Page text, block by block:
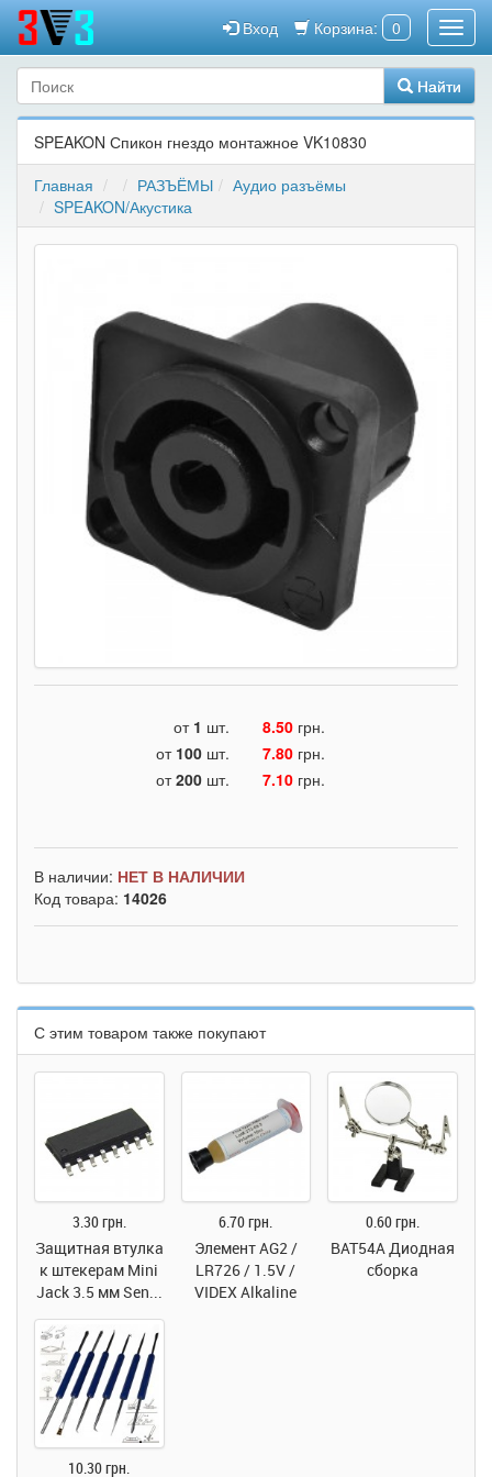
Корзина: 0
Вход
Найти
SPEAKON Спикон гнездо монтажное VK10830
Главная
РАЗЪЁМЫ
Аудио разъёмы
SPEAKON/Акустика
от 1 шт. 8.50 грн.
от 100 шт. 7.80 грн.
от200 шт. 7.10 грн.
В наличии: НЕТ В НАЛИЧИИ
Код товара: 14026
С этим товаром также покупают
3.30 грн.
Защитная втулка
к штекерам Mini
Jack 3.5 мм Sen...
6.70 грн.
Элемент AG2 /
LR726 / 1.5V /
VIDEX Alkaline
0.60 грн.
BAT54A Диодная
сборка
10.30 грн.